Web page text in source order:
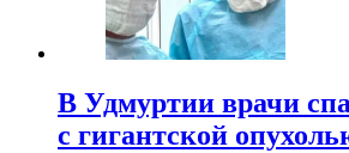
В Удмуртии врачи
с гигантской